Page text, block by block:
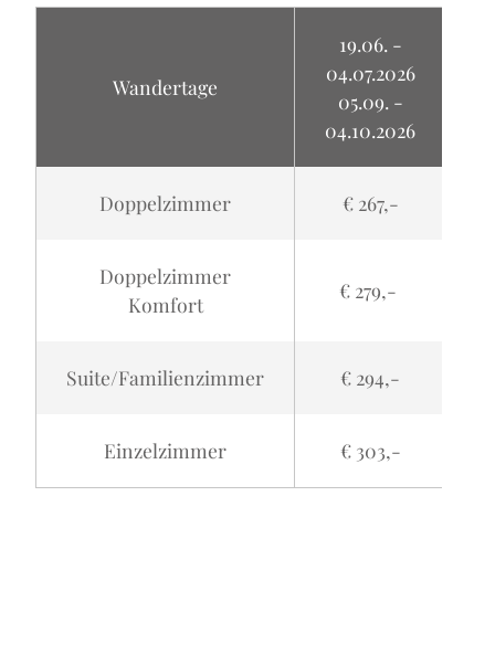
Wandertage
19.06. -
04.07.2026
05.09. -
04.10.2026
Doppelzimmer € 267,-
Doppelzimmer
Komfort
€ 279,-
Suite/Familienzimmer € 294,-
Einzelzimmer € 303,-